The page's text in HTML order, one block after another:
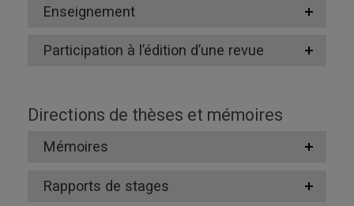
Enseignement
Participation à l’édition d’une revue
Directions de thèses et mémoires
Mémoires
Rapports de stages